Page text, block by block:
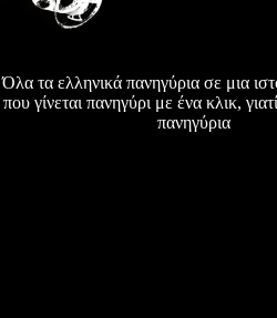
Όλα τα ελληνικά πανηγύρια σε μια
που γίνεται πανηγύρι με ένα κλικ,
πανηγύρια